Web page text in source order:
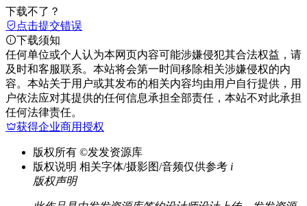
下载不了？
点击提交错误
下载须知
任何单位或个人认为本网页内容可能涉嫌侵犯其合法权益，请
及时和客服联系。本站将会第一时间移除相关涉嫌侵权的内
容。本站关于用户或其发布的相关内容均由用户自行提供，用
户依法应对其提供的任何信息承担全部责任，本站不对此承担
任何法律责任。
获得企业商用授权
版权所有 ©发发资源库
版权说明 相关字体/摄影图/音频仅供参考 i
版权声明